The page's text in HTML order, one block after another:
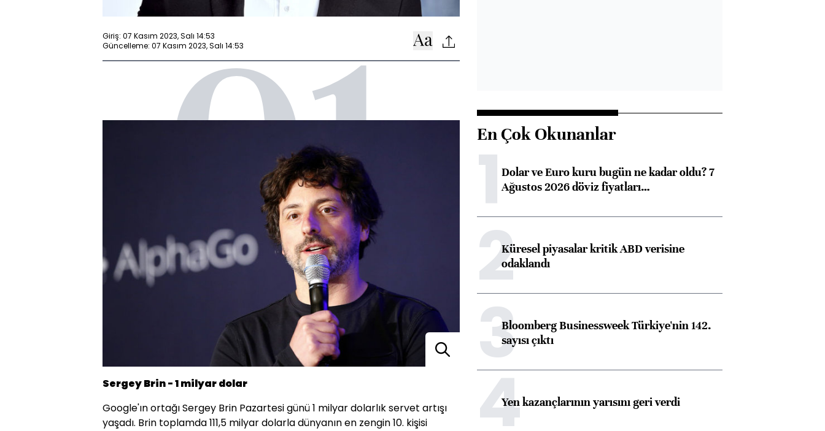
Giriş: 07 Kasım 2023, Salı 14:53
Güncelleme: 07 Kasım 2023, Salı 14:53
01
Sergey Brin - 1 milyar dolar
Google'ın ortağı Sergey Brin Pazartesi günü 1 milyar dolarlık servet artışı
yaşadı. Brin toplamda 111,5 milyar dolarla dünyanın en zengin 10. kişisi
En Çok Okunanlar
1Dolar ve Euro kuru bugün ne kadar oldu? 7
Ağustos 2026 döviz fiyatları…
2Küresel piyasalar kritik ABD verisine
odaklandı
3Bloomberg Businessweek Türkiye'nin 142.
sayısı çıktı
4Yen kazançlarının yarısını geri verdi